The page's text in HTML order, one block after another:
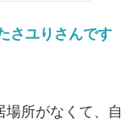
さユりさんです
所がなくて、自